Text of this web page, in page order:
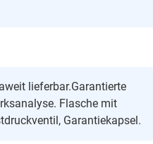
lieferbar.Garantierte
Flasche mit
Garantiekapsel.